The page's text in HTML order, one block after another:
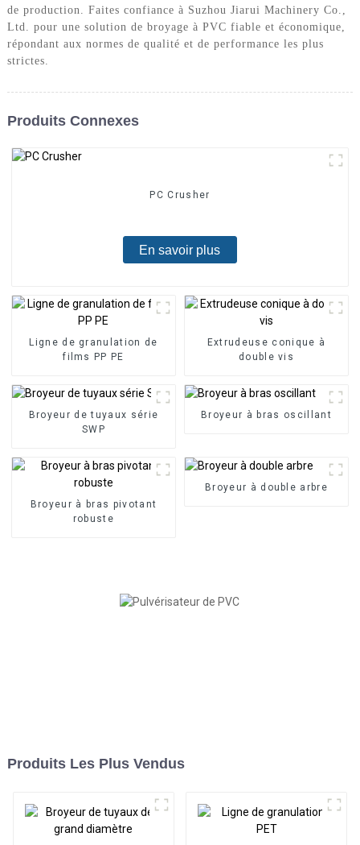
de production. Faites confiance à Suzhou Jiarui Machinery Co.,
Ltd. pour une solution de broyage à PVC fiable et économique,
répondant aux normes de qualité et de performance les plus
strictes.
Produits Connexes
PC Crusher
En savoir plus
Ligne de granulation de
films PP PE
Extrudeuse conique à
double vis
Broyeur de tuyaux série
SWP
Broyeur à bras oscillant
Broyeur à bras pivotant
robuste
Broyeur à double arbre
Produits Les Plus Vendus